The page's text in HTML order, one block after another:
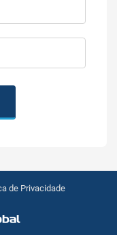
de Privacidade